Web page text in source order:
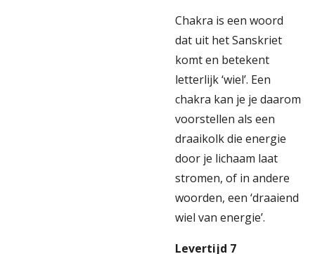
Chakra is een woord
dat uit het Sanskriet
komt en betekent
letterlijk ‘wiel’. Een
chakra kan je je daarom
voorstellen als een
draaikolk die energie
door je lichaam laat
stromen, of in andere
woorden, een ‘draaiend
wiel van energie’.
Levertijd 7